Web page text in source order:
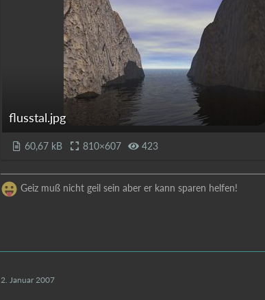
flusstal.jpg
60,67 kB 810×607 423
Geiz muß nicht geil sein aber er kann sparen helfen!
2. Januar 2007